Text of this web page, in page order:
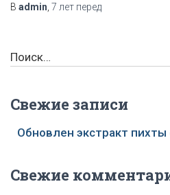
В admin 7 лет перед
а
и
Поиск…
Свежие записи
Обновлен экстракт пихты
Свежие